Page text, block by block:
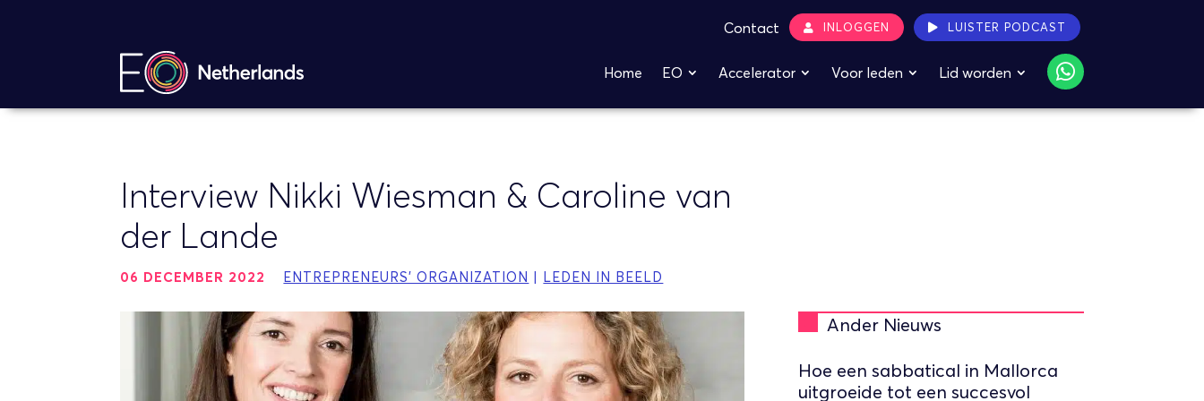
Contact INLOGGEN LUISTER PODCAST
Home EO Accelerator Voor leden Lid worden
Interview Nikki Wiesman & Caroline van
der Lande
06 DECEMBER 2022 ENTREPRENEURS' ORGANIZATION | LEDEN IN BEELD
Ander Nieuws
Hoe een sabbatical in Mallorca
uitgroeide tot een succesvol